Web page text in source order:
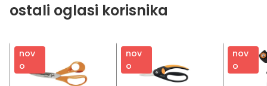
ostali oglasi korisnika
nov
o
nov
o
nov
o